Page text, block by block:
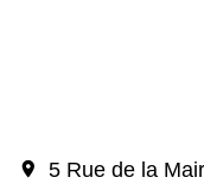
location_on
5 Rue de la